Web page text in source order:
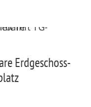
Erdgeschoss-